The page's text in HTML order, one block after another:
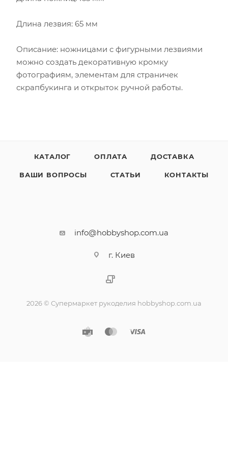
Длина лезвия: 65 мм
Описание: ножницами с фигурными лезвиями
можно создать декоративную кромку
фотографиям, элементам для страничек
скрапбукинга и открыток ручной работы.
КАТАЛОГ ОПЛАТА ДОСТАВКА
ВАШИ ВОПРОСЫ СТАТЬИ КОНТАКТЫ
info@hobbyshop.com.ua
г. Киев
2026 © Супермаркет рукоделия hobbyshop.com.ua